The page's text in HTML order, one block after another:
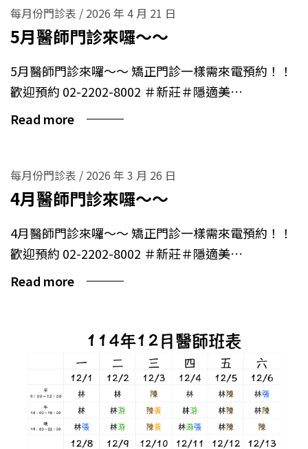
每月份門診表 / 2026 年 4 月 21 日
5月醫師門診來囉～～
5月醫師門診來囉～～ 矯正門診一樣需來電預約！！
歡迎預約 02-2202-8002 ＃新莊＃隱適美…
Read more
每月份門診表 / 2026 年 3 月 26 日
4月醫師門診來囉～～
4月醫師門診來囉～～ 矯正門診一樣需來電預約！！
歡迎預約 02-2202-8002 ＃新莊＃隱適美…
Read more